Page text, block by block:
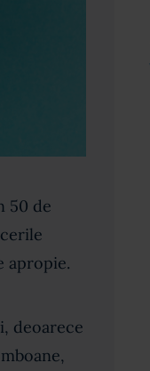
50 de
apropie.
deoarece